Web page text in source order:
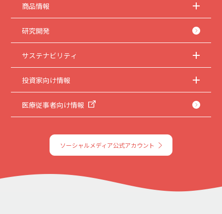
商品情報
研究開発
サステナビリティ
投資家向け情報
医療従事者向け情報
ソーシャルメディア公式アカウント